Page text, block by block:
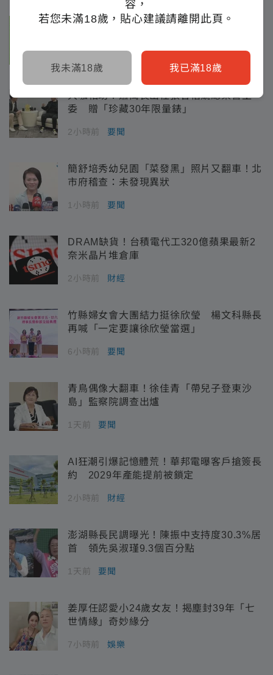
曾競選民進黨嘉義市黨部主委 嘉義市議員
大咖相助！蕭萬長出任張啓楷競總榮譽主
委 贈「珍藏30年限量錶」
2小時前 要聞
簡舒培秀幼兒園「菜發黑」照片又翻車！北
市府稽查：未發現異狀
1小時前 要聞
DRAM缺貨！台積電代工320億蘋果最新2
奈米晶片堆倉庫
2小時前 財經
竹縣婦女會大團結力挺徐欣瑩 楊文科縣長
再喊「一定要讓徐欣瑩當選」
6小時前 要聞
青鳥偶像大翻車！徐佳青「帶兒子登東沙
島」監察院調查出爐
1天前 要聞
AI狂潮引爆記憶體荒！華邦電曝客戶搶簽長
約 2029年產能提前被鎖定
2小時前 財經
澎湖縣長民調曝光！陳振中支持度30.3%居
首 領先吳淑瑾9.3個百分點
1天前 要聞
姜厚任認愛小24歲女友！揭塵封39年「七
世情緣」奇妙緣分
7小時前 娛樂
容，
若您未滿18歲，貼心建議請離開此頁。
我未滿18歲 我已滿18歲